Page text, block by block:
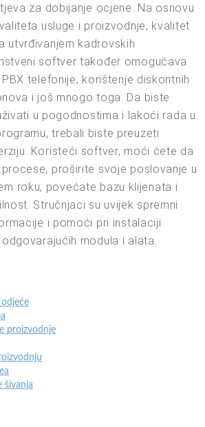
za dobijanje ocjene. Na osnovu
usluge i proizvodnje, kvalitet
utvrđivanjem kadrovskih
softver također omogućava
telefonije, korištenje diskontnih
i još mnogo toga. Da biste
u pogodnostima i lakoći rada u
trebali biste preuzeti
Koristeći softver, moći ćete da
proširite svoje poslovanje u
roku, povećate bazu klijenata i
Stručnjaci su uvijek spremni
i pomoći pri instalaciji
modula i alata.
proizvodnje
šivanja